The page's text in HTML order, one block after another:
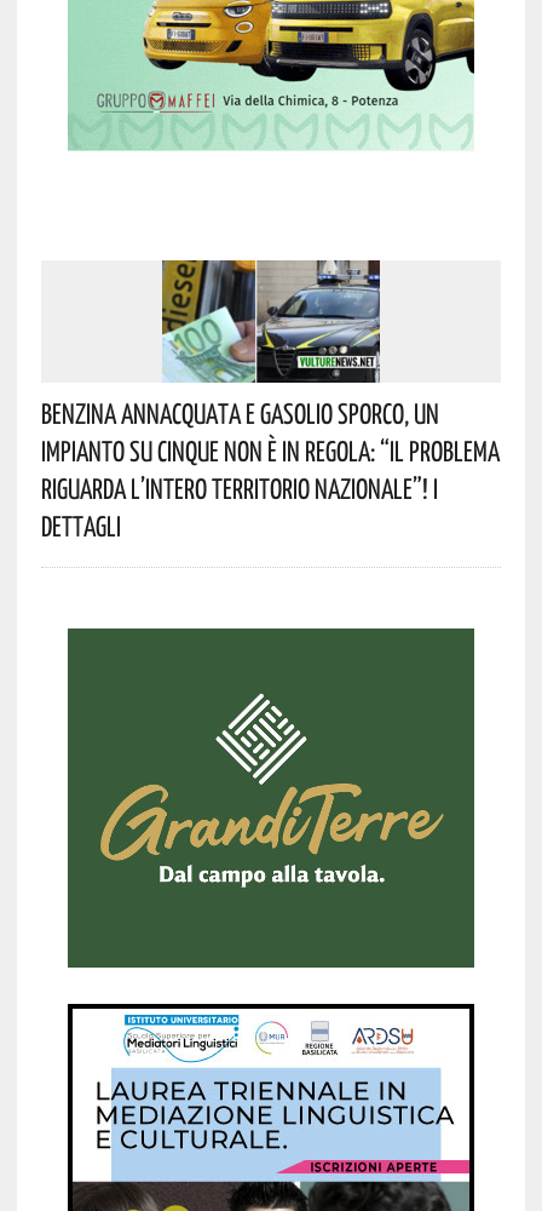
Benzina Annacquata E Gasolio Sporco, Un
Impianto Su Cinque Non È In Regola: “il Problema
Riguarda L’intero Territorio Nazionale”! I
Dettagli